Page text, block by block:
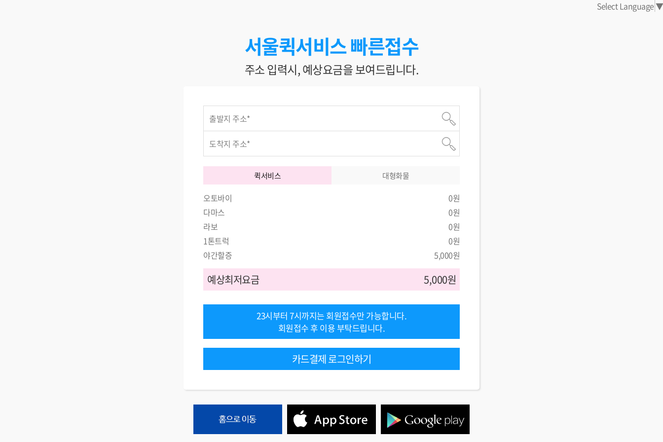
Select Language ▼
서울퀵서비스 빠른접수
주소 입력시, 예상요금을 보여드립니다.
퀵서비스 대형화물
오토바이
0원
다마스
0원
라보
0원
1톤트럭
0원
야간할증
5,000원
예상최저요금 5,000원
23시부터 7시까지는 회원접수만 가능합니다.
회원접수 후 이용 부탁드립니다.
카드결제 로그인하기